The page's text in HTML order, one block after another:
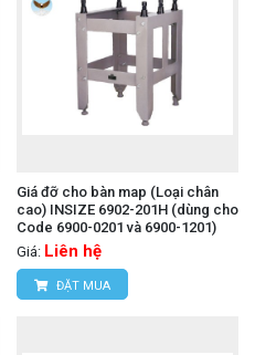
Giá đỡ cho bàn map (Loại chân
cao) INSIZE 6902-201H (dùng cho
Code 6900-0201 và 6900-1201)
Giá: Liên hệ
ĐẶT MUA